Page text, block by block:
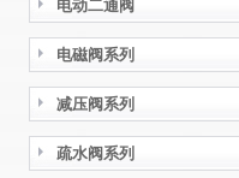
电动二通阀
电磁阀系列
减压阀系列
疏水阀系列